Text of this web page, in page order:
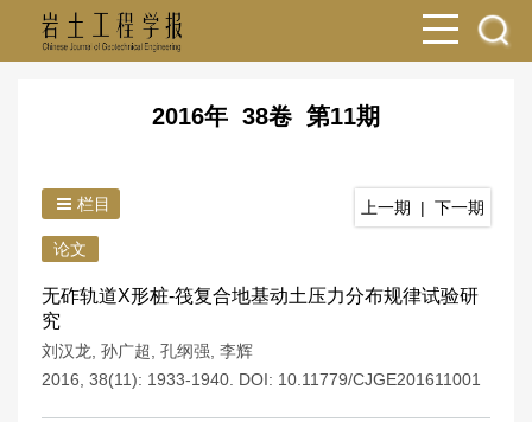
2016年 38卷 第11期
栏目 上一期 | 下一期
论文
无砟轨道X形桩-筏复合地基动土压力分布规律试验研
究
刘汉龙 孙广超 孔纲强 李辉
2016, 38(11): 1933-1940. DOI: 10.11779/CJGE201611001